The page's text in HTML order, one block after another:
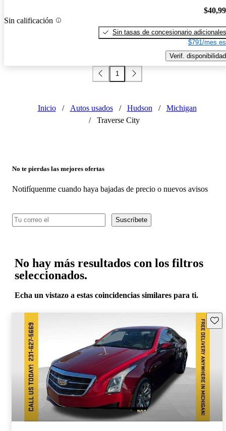
Sin calificación
Sin tasas de concesionario adicionales
$791/mes
Verif. disponibilidad
1
Inicio / Autos usados / Hudson /
Michigan
/
Traverse City
No te pierdas las mejores ofertas
Notifíquenme cuando haya bajadas de precio o nuevos avisos
Suscríbete
No hay más resultados con los filtros
seleccionados.
Echa un vistazo a estas coincidencias similares para ti.